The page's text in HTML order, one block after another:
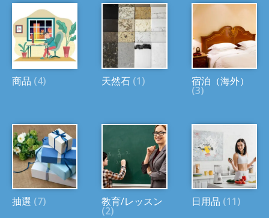
商品 (4) 天然石 (1) 宿泊（海外）
(3)
抽選 (7) 教育/レッスン
(2)
日用品 (11)